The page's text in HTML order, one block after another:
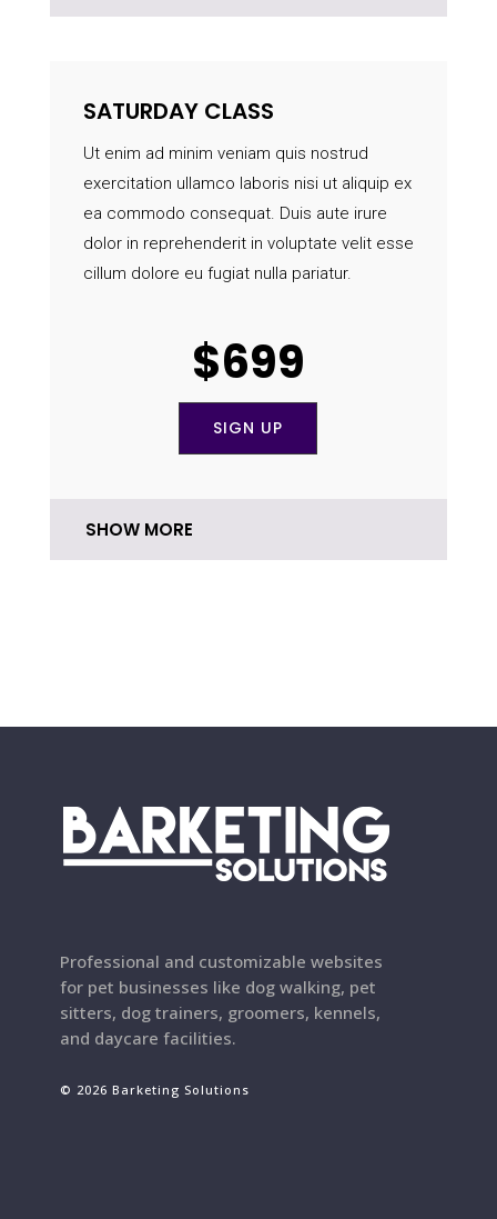
SATURDAY CLASS
Ut enim ad minim veniam quis nostrud
exercitation ullamco laboris nisi ut aliquip ex
ea commodo consequat. Duis aute irure
dolor in reprehenderit in voluptate velit esse
cillum dolore eu fugiat nulla pariatur.
$699
SIGN UP
SHOW MORE
Professional and customizable websites
for pet businesses like dog walking, pet
sitters, dog trainers, groomers, kennels,
and daycare facilities.
© 2026 Barketing Solutions